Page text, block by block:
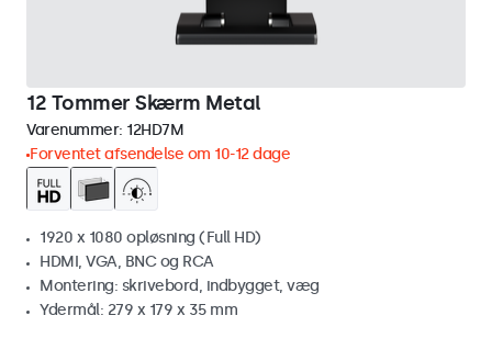
12 Tommer Skærm Metal
Varenummer: 12HD7M
Forventet afsendelse om 10-12 dage
1920 x 1080 opløsning (Full HD)
HDMI, VGA, BNC og RCA
Montering: skrivebord, indbygget, væg
Ydermål: 279 x 179 x 35 mm